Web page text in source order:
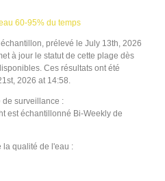
60-95% du temps
prélevé le July 13th, 2026
à jour le statut de cette plage dès
Ces résultats ont été
2026 at 14:58.
de surveillance :
est échantillonné Bi-Weekly de
la qualité de l'eau :